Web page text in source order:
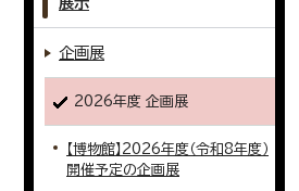
企画展
2026年度 企画展
【博物館】2026年度（令和8年度）
開催予定の企画展